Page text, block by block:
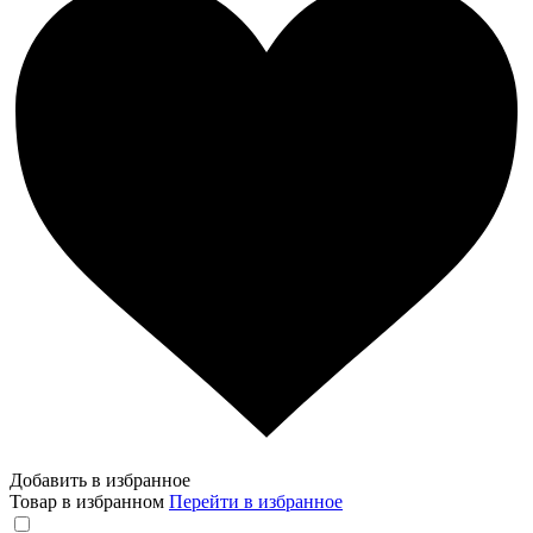
Добавить в избранное
Товар в избранном Перейти в избранное